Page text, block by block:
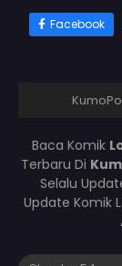
Facebook
Baca Komik
Terbaru Di
Selalu
Update Komik